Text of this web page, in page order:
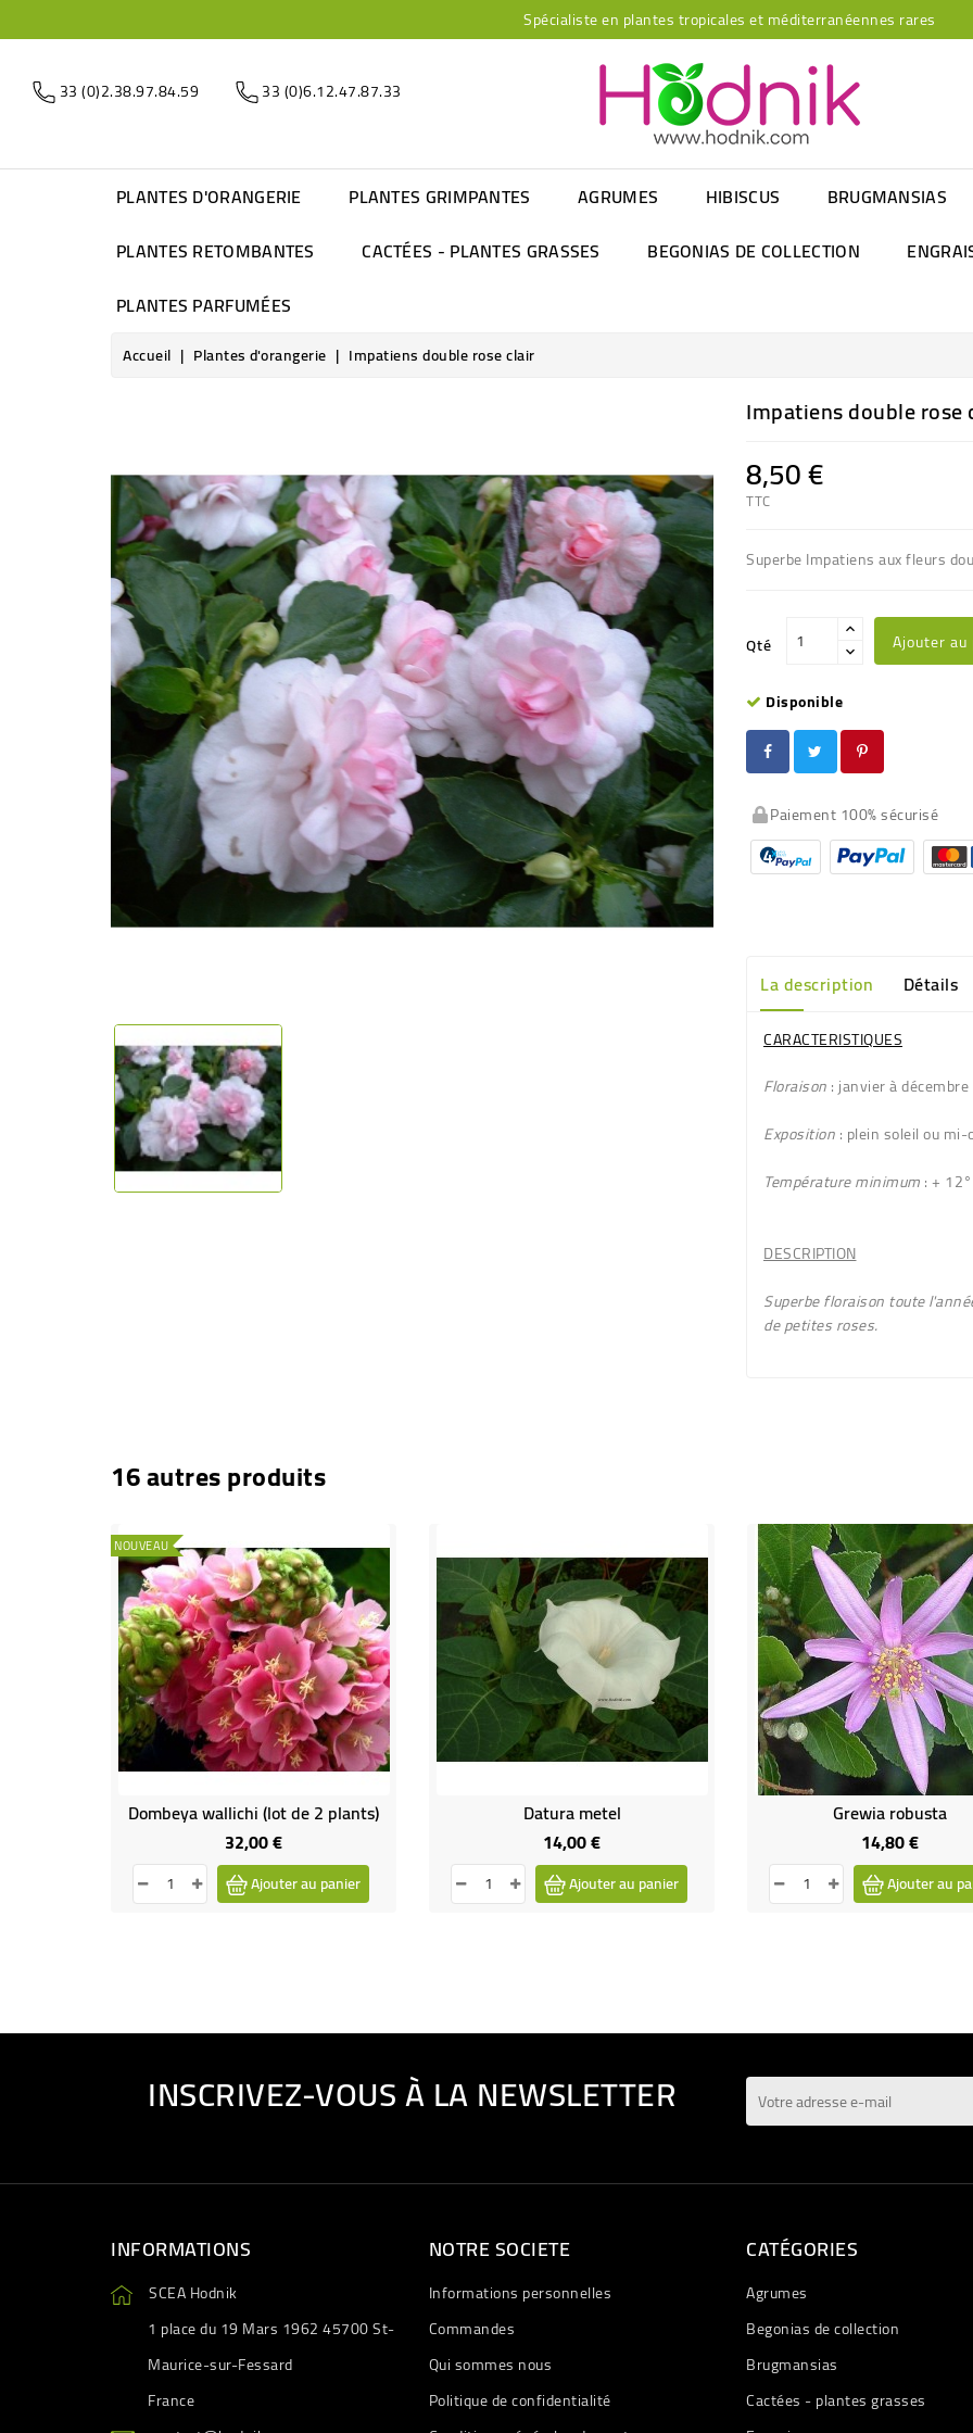
Spécialiste en plantes tropicales et méditerranéennes rares
33 (0)2.38.97.84.59 33 (0)6.12.47.87.33
PLANTES D'ORANGERIE PLANTES GRIMPANTES AGRUMES HIBISCUS BRUGMANSIAS
PLANTES RETOMBANTES
CACTÉES - PLANTES GRASSES BEGONIAS DE COLLECTION
PLANTES PARFUMÉES
Accueil Plantes d'orangerie Impatiens double rose clair
Impatiens double rose
8,50 €
TTC
Superbe Impatiens aux fleurs
Qté Ajouter
Disponible
Paiement 100% sécurisé
La description Détails
CARACTERISTIQUES
Floraison: janvier à décembre
Exposition: plein soleil ou
Température minimum: + 12°
DESCRIPTION
Superbe floraison toute
de petites roses.
16 autres produits
NOUVEAU
Dombeya wallichi (lot de 2 plants)
32,00 €Prix
Ajouter au panier
Datura metel
14,00 €Prix
Ajouter au panier
Grewia robusta
14,80 €Prix
Ajouter au
INSCRIVEZ-VOUS À LA NEWSLETTER
INFORMATIONS
SCEA Hodnik
1 place du 19 Mars 1962 45700 St-
Maurice-sur-Fessard
France
NOTRE SOCIETE
Informations personnelles
Commandes
Qui sommes nous
Politique de confidentialité
CATÉGORIES
Agrumes
Begonias de collection
Brugmansias
Cactées - plantes grasses